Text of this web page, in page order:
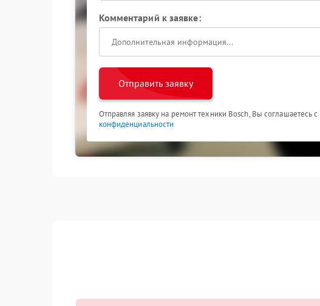
Комментарий к заявке:
Отправить заявку
Отправляя заявку на ремонт техники Bosch, Вы соглашаетесь с
конфиденциальности